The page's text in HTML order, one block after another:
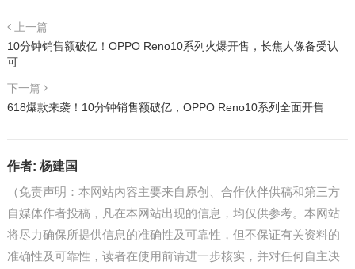
上一篇
10分钟销售额破亿！OPPO Reno10系列火爆开售，长焦人像备受认
可
下一篇
618爆款来袭！10分钟销售额破亿，OPPO Reno10系列全面开售
作者: 杨建国
（免责声明：本网站内容主要来自原创、合作伙伴供稿和第三方
自媒体作者投稿，凡在本网站出现的信息，均仅供参考。本网站
将尽力确保所提供信息的准确性及可靠性，但不保证有关资料的
准确性及可靠性，读者在使用前请进一步核实，并对任何自主决